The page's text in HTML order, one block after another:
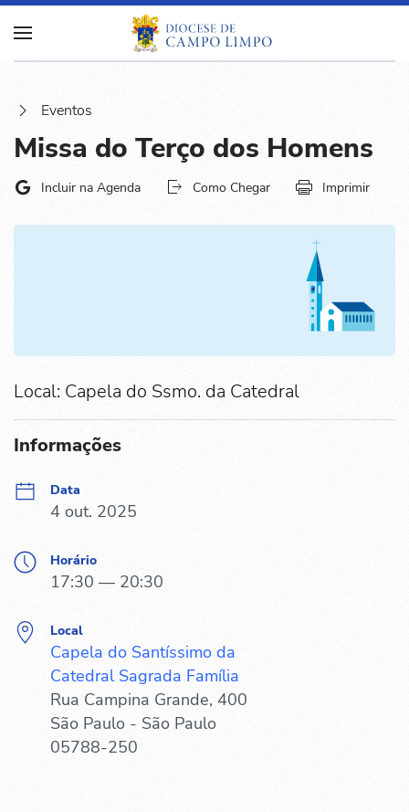
Eventos
Missa do Terço dos Homens
Incluir na Agenda Como Chegar Imprimir
Local: Capela do Ssmo. da Catedral
Informações
Data
4 out. 2025
Horário
17:30 — 20:30
Local
Capela do Santíssimo da
Catedral Sagrada Família
Rua Campina Grande, 400
São Paulo - São Paulo
05788-250